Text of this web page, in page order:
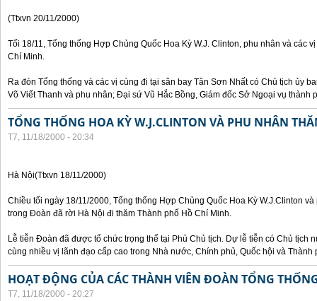
(Ttxvn 20/11/2000)
Tối 18/11, Tổng thống Hợp Chủng Quốc Hoa Kỳ W.J. Clinton, phu nhân và các
Chí Minh.
Ra đón Tổng thống và các vị cùng đi tại sân bay Tân Sơn Nhất có Chủ tịch ủy
Võ Viết Thanh và phu nhân; Đại sứ Vũ Hắc Bồng, Giám đốc Sở Ngoại vụ thành
TỔNG THỐNG HOA KỲ W.J.CLINTON VÀ PHU NHÂN
T7, 11/18/2000 - 20:34
Hà Nội(Ttxvn 18/11/2000)
Chiều tối ngày 18/11/2000, Tổng thống Hợp Chủng Quốc Hoa Kỳ W.J.Clinton
trong Đoàn đã rời Hà Nội đi thăm Thành phố Hồ Chí Minh.
Lễ tiễn Đoàn đã được tổ chức trọng thể tại Phủ Chủ tịch. Dự lễ tiễn có Chủ tịch
cùng nhiều vị lãnh đạo cấp cao trong Nhà nước, Chính phủ, Quốc hội và Thành
HOẠT ĐỘNG CỦA CÁC THÀNH VIÊN ĐOÀN TỔNG
T7, 11/18/2000 - 20:27